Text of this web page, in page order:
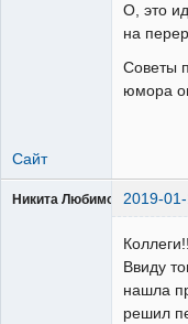
О, это
на
Советы
юмора
Сайт
Никита Любимов 2019-
Ввиду
нашла
решил